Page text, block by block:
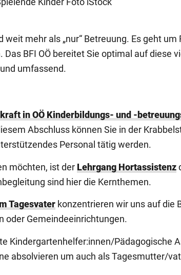
mehr als „nur“ Betreuung. Es geht um
BFI OÖ bereitet Sie optimal auf diese
umfassend.
in OÖ Kinderbildungs- und -
Abschluss können Sie in der
Personal tätig werden.
möchten, ist der Lehrgang Hortassistenz
sind hier die Kernthemen.
Tagesvater konzentrieren wir uns auf die
oder Gemeindeeinrichtungen.
Kindergartenhelfer:innen/Pädagogische
absolvieren um auch als Tagesmutter/